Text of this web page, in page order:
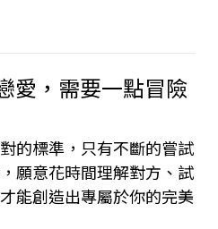
愛，需要一點冒險
的標準，只有不斷的嘗試
願意花時間理解對方、試
能創造出專屬於你的完美